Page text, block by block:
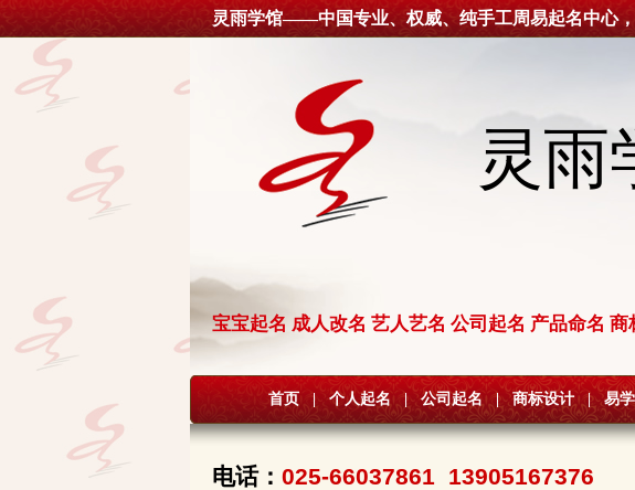
灵雨学馆——中国专业、权威、纯手工周易起名中心，
灵雨
宝宝起名 成人改名 艺人艺名 公司起名 产品命名 商
首页 | 个人起名 | 公司起名 | 商标设计 | 易
电话： 025-66037861 13905167376